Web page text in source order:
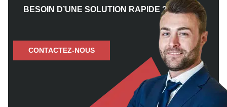
BESOIN D’UNE SOLUTION RAPIDE ?
CONTACTEZ-NOUS